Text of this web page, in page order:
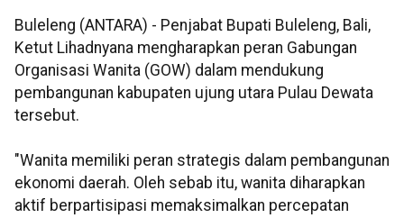
Buleleng (ANTARA) - Penjabat Bupati Buleleng, Bali,
Ketut Lihadnyana mengharapkan peran Gabungan
Organisasi Wanita (GOW) dalam mendukung
pembangunan kabupaten ujung utara Pulau Dewata
tersebut.
"Wanita memiliki peran strategis dalam pembangunan
ekonomi daerah. Oleh sebab itu, wanita diharapkan
aktif berpartisipasi memaksimalkan percepatan